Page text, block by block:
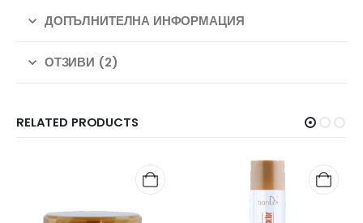
ДОПЪЛНИТЕЛНА ИНФОРМАЦИЯ
ОТЗИВИ (2)
RELATED PRODUCTS